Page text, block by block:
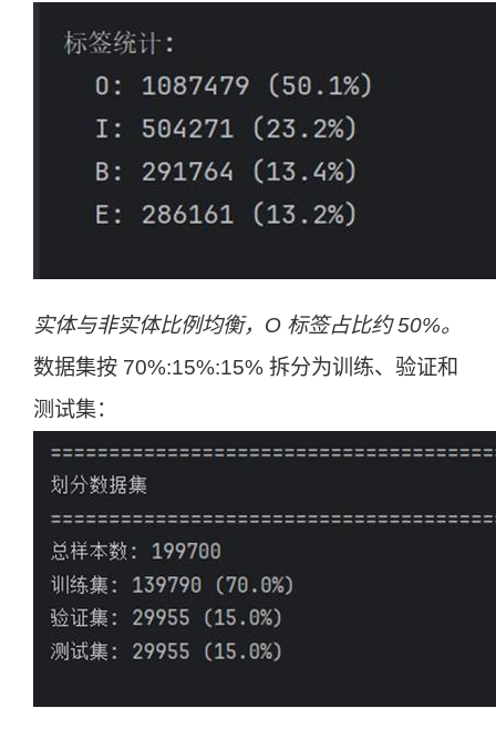
实体与非实体比例均衡，O 标签占比约 50%。
数据集按 70%:15%:15% 拆分为训练、验证和
测试集：